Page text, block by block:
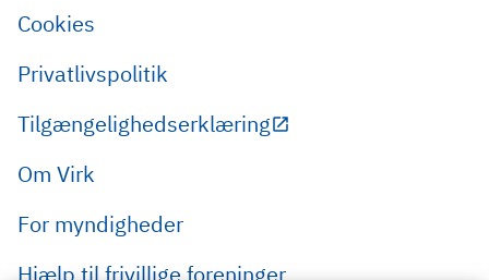
Cookies
Privatlivspolitik
Tilgængelighedserklæring
Om Virk
For myndigheder
Hjælp til frivillige foreninger